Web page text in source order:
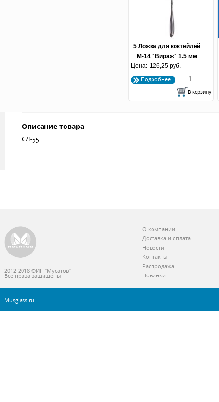
5 Ложка для коктейлей
М-14 "Вираж" 1.5 мм
Цена: 126,25 руб.
Подробнее
Описание товара
СЛ-55
2012-2018 ©ИП “Мусатов”
Все права защищены
О компании
Доставка и оплата
Новости
Контакты
Распродажа
Новинки
Musglass.ru